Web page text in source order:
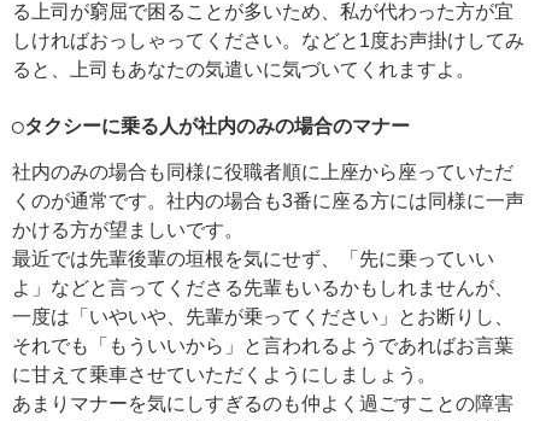
る上司が窮屈で困ることが多いため、私が代わった方が宜
しければおっしゃってください。などと1度お声掛けしてみ
ると、上司もあなたの気遣いに気づいてくれますよ。
◯タクシーに乗る人が社内のみの場合のマナー
社内のみの場合も同様に役職者順に上座から座っていただ
くのが通常です。社内の場合も3番に座る方には同様に一声
かける方が望ましいです。
最近では先輩後輩の垣根を気にせず、「先に乗っていい
よ」などと言ってくださる先輩もいるかもしれませんが、
一度は「いやいや、先輩が乗ってください」とお断りし、
それでも「もういいから」と言われるようであればお言葉
に甘えて乗車させていただくようにしましょう。
あまりマナーを気にしすぎるのも仲よく過ごすことの障害